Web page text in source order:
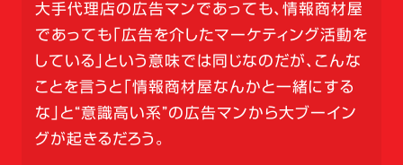
大手代理店の広告マンであっても、情報商材屋
であっても「広告を介したマーケティング活動を
している」という意味では同じなのだが、こんな
ことを言うと「情報商材屋なんかと一緒にする
な」と“意識高い系”の広告マンから大ブーイン
グが起きるだろう。